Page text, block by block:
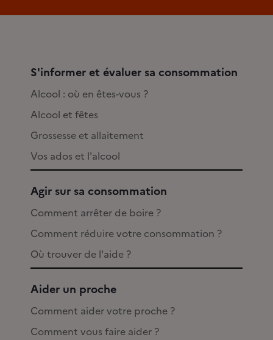
S'informer et évaluer sa consommation
Alcool : où en êtes-vous ?
Alcool et fêtes
Grossesse et allaitement
Vos ados et l'alcool
Agir sur sa consommation
Comment arrêter de boire ?
Comment réduire votre consommation ?
Où trouver de l'aide ?
Aider un proche
Comment aider votre proche ?
Comment vous faire aider ?